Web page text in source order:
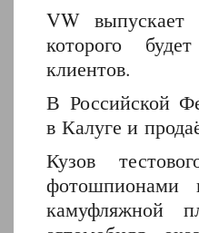
VW выпускает
которого
клиентов.
В Российской
в Калуге и
Кузов
камуфляжной